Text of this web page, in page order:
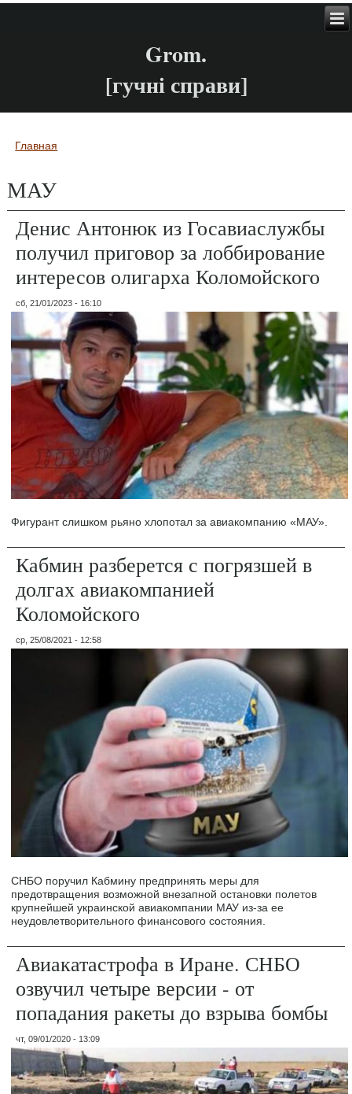
Grom.
[гучні справи]
Вы здесь
Главная
МАУ
Денис Антонюк из Госавиаслужбы
получил приговор за лоббирование
интересов олигарха Коломойского
сб, 21/01/2023 - 16:10
Фигурант слишком рьяно хлопотал за авиакомпанию «МАУ».
Кабмин разберется с погрязшей в
долгах авиакомпанией
Коломойского
ср, 25/08/2021 - 12:58
СНБО поручил Кабмину предпринять меры для
предотвращения возможной внезапной остановки полетов
крупнейшей украинской авиакомпании МАУ из-за ее
неудовлетворительного финансового состояния.
Авиакатастрофа в Иране. СНБО
озвучил четыре версии - от
попадания ракеты до взрыва бомбы
чт, 09/01/2020 - 13:09